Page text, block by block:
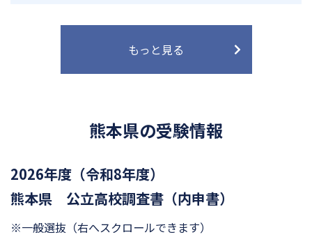
もっと見る
熊本県の受験情報
2026年度（令和8年度）
熊本県 公立高校調査書（内申書）
※一般選抜 （右へスクロールできます）